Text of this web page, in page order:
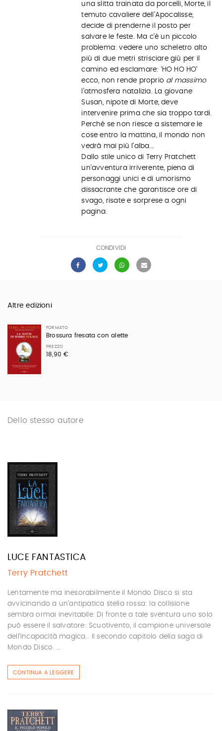
una slitta trainata da porcelli, Morte, il
temuto cavaliere dell’Apocalisse,
decide di prenderne il posto per
salvare le feste. Ma c’è un piccolo
problema: vedere uno scheletro alto
più di due metri strisciare giù per il
camino ed esclamare: ‘HO HO HO’
ecco, non rende proprio al massimo
l’atmosfera natalizia. La giovane
Susan, nipote di Morte, deve
intervenire prima che sia troppo tardi.
Perché se non riesce a sistemare le
cose entro la mattina, il mondo non
vedrà mai più l’alba...
Dallo stile unico di Terry Pratchett
un’avventura irriverente, piena di
personaggi unici e di umorismo
dissacrante che garantisce ore di
svago, risate e sorprese a ogni
pagina.
CONDIVIDI
Altre edizioni
FORMATO
Brossura fresata con alette
PREZZO
18,90 €
Dello stesso autore
LUCE FANTASTICA
Terry Pratchett
Lentamente ma inesorabilmente il Mondo Disco si sta
avvicinando a un’antipatica stella rossa: la collisione
sembra ormai inevitabile. Di fronte a tale sventura uno solo
può essere il salvatore: Scuotivento, il campione universale
dell’incapacità magica… Il secondo capitolo della saga di
Mondo Disco. ...
CONTINUA A LEGGERE